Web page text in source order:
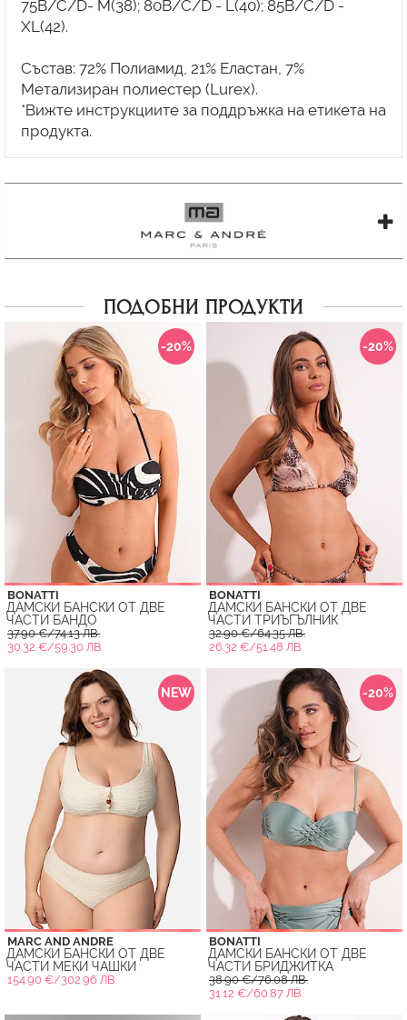
75B/C/D- M(38); 80B/C/D - L(40); 85B/C/D -
XL(42).
Състав: 72% Полиамид, 21% Еластан, 7%
Метализиран полиестер (Lurex).
*Вижте инструкциите за поддръжка на етикета на
ПОДОБНИ ПРОДУКТИ
-20%
BONATTI
ДАМСКИ БАНСКИ ОТ ДВЕ
ЧАСТИ БАНДО
37.90 €/74.13 ЛВ.
30.32 €/59.30 ЛВ.
-20%
BONATTI
ДАМСКИ БАНСКИ ОТ ДВЕ
ЧАСТИ ТРИЪГЪЛНИК
32.90 €/64.35 ЛВ.
26.32 €/51.48 ЛВ.
NEW
MARC AND ANDRE
ДАМСКИ БАНСКИ ОТ ДВЕ
ЧАСТИ МЕКИ ЧАШКИ
154.90 €/302.96 ЛВ.
-20%
BONATTI
ДАМСКИ БАНСКИ ОТ ДВЕ
ЧАСТИ БРИДЖИТКА
38.90 €/76.08 ЛВ.
31.12 €/60.87 ЛВ.